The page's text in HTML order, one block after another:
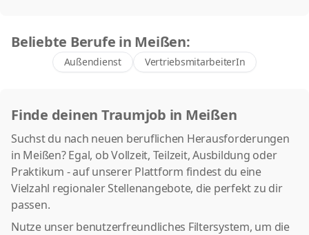
Beliebte Berufe in Meißen:
Außendienst VertriebsmitarbeiterIn
Finde deinen Traumjob in Meißen
Suchst du nach neuen beruflichen Herausforderungen
in Meißen? Egal, ob Vollzeit, Teilzeit, Ausbildung oder
Praktikum - auf unserer Plattform findest du eine
Vielzahl regionaler Stellenangebote, die perfekt zu dir
passen.
Nutze unser benutzerfreundliches Filtersystem, um die